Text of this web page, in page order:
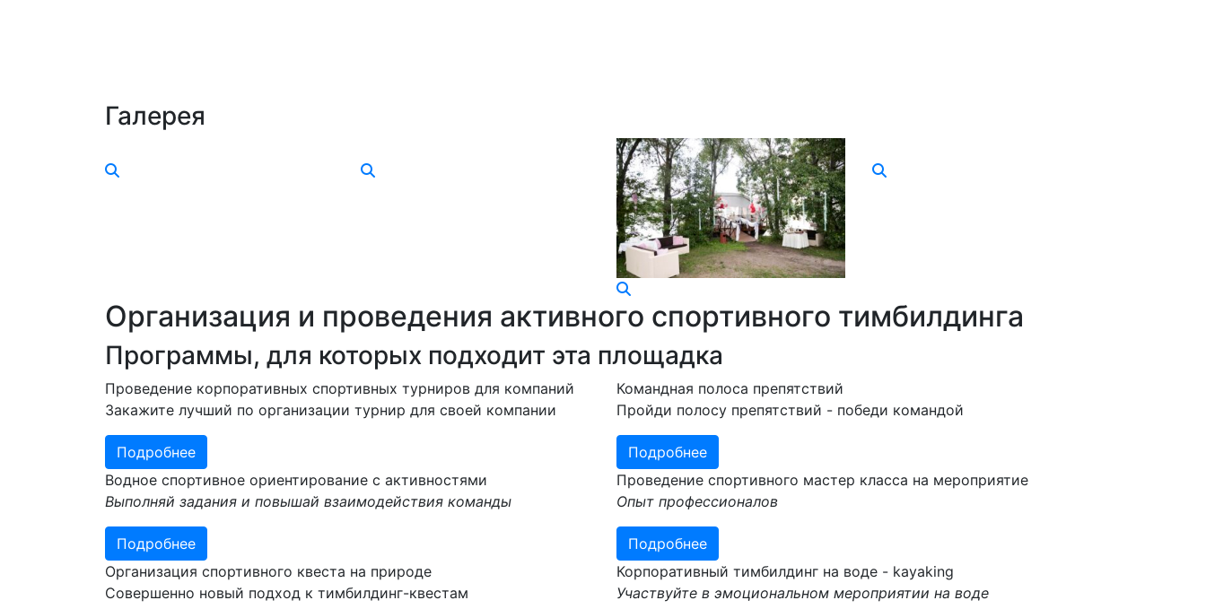
Галерея
Организация и проведения активного спортивного тимбилдинга
Программы, для которых подходит эта площадка
Проведение корпоративных спортивных турниров для компаний
Закажите лучший по организации турнир для своей компании
Подробнее
Командная полоса препятствий
Пройди полосу препятствий - победи командой
Подробнее
Водное спортивное ориентирование с активностями
Выполняй задания и повышай взаимодействия команды
Подробнее
Проведение спортивного мастер класса на мероприятие
Опыт профессионалов
Подробнее
Организация спортивного квеста на природе
Совершенно новый подход к тимбилдинг-квестам
Корпоративный тимбилдинг на воде - kayaking
Участвуйте в эмоциональном мероприятии на воде